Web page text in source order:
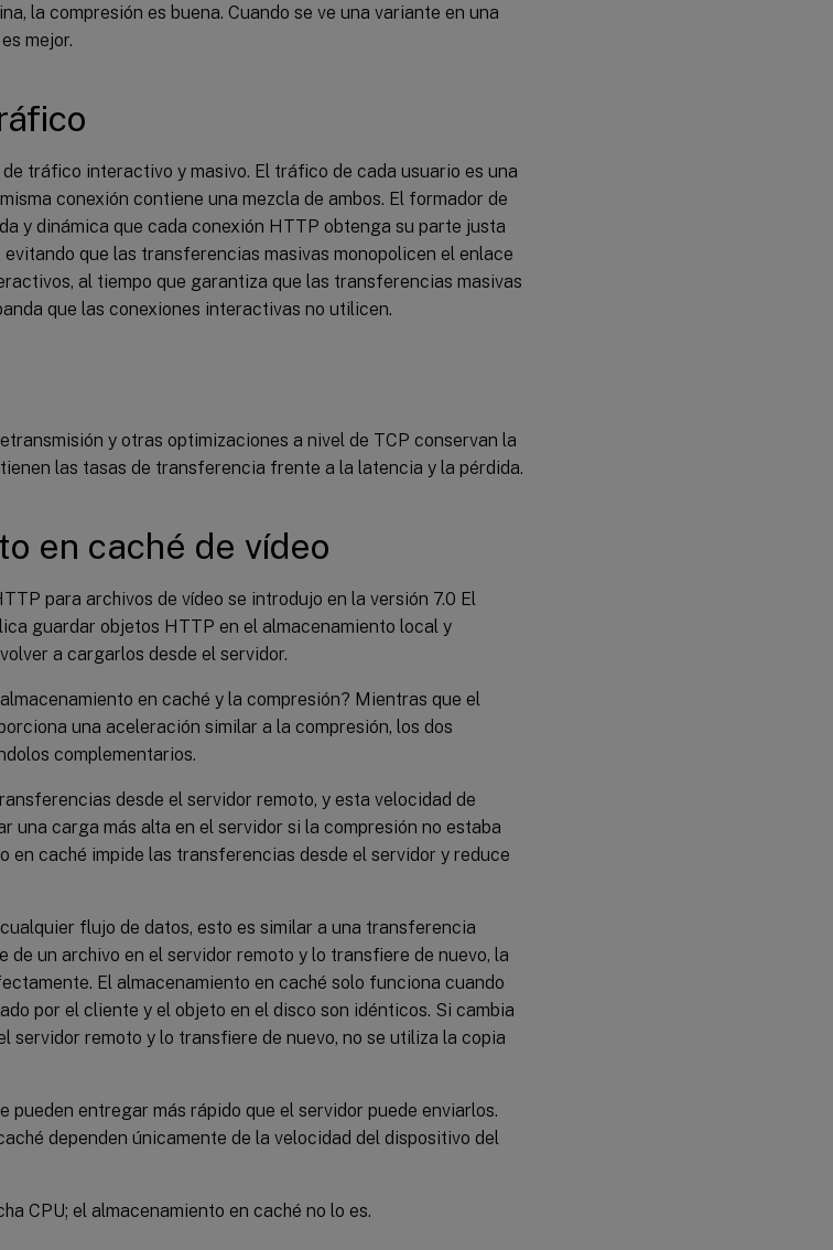
la compresión es buena. Cuando se ve una variante en una
mejor.
tráfico interactivo y masivo. El tráfico de cada usuario es una
conexión contiene una mezcla de ambos. El formador de
y dinámica que cada conexión HTTP obtenga su parte justa
evitando que las transferencias masivas monopolicen el enlace
al tiempo que garantiza que las transferencias masivas
que las conexiones interactivas no utilicen.
y otras optimizaciones a nivel de TCP conservan la
las tasas de transferencia frente a la latencia y la pérdida.
en caché de vídeo
para archivos de vídeo se introdujo en la versión 7.0 El
guardar objetos HTTP en el almacenamiento local y
a cargarlos desde el servidor.
en caché y la compresión? Mientras que el
una aceleración similar a la compresión, los dos
complementarios.
desde el servidor remoto, y esta velocidad de
una carga más alta en el servidor si la compresión no estaba
en caché impide las transferencias desde el servidor y reduce
flujo de datos, esto es similar a una transferencia
de un archivo en el servidor remoto y lo transfiere de nuevo, la
El almacenamiento en caché solo funciona cuando
por el cliente y el objeto en el disco son idénticos. Si cambia
servidor remoto y lo transfiere de nuevo, no se utiliza la copia
pueden entregar más rápido que el servidor puede enviarlos.
dependen únicamente de la velocidad del dispositivo del
CPU; el almacenamiento en caché no lo es.